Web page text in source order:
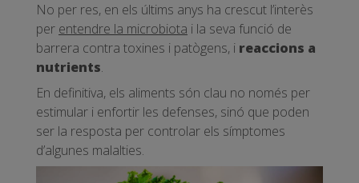
No per res, en els últims anys ha crescut l’interès
per entendre la microbiota i la seva funció de
barrera contra toxines i patògens, i reaccions a
nutrients.
En definitiva, els aliments són clau no només per
estimular i enfortir les defenses, sinó que poden
ser la resposta per controlar els símptomes
d’algunes malalties.